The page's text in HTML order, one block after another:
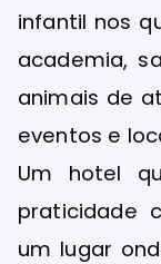
infantil nos
academia,
animais de
eventos e
Um hotel
praticidade
um lugar